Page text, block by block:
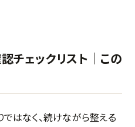
チェックリスト｜この
はなく、続けながら整える